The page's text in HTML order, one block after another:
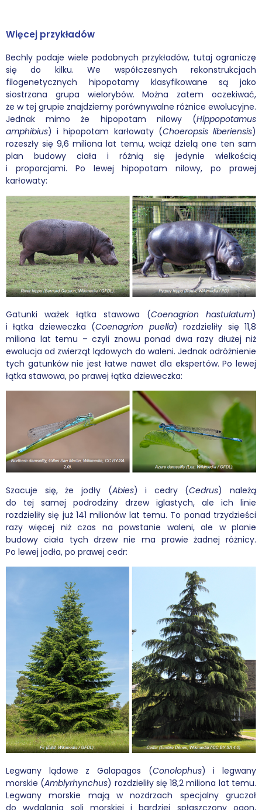
Więcej przykładów
Bechly podaje wiele podobnych przykładów, tutaj ograniczę
się do kilku. We współczesnych rekonstrukcjach
filogenetycznych hipopotamy klasyfikowane są jako
siostrzana grupa wielorybów. Można zatem oczekiwać,
że w tej grupie znajdziemy porównywalne różnice ewolucyjne.
Jednak mimo że hipopotam nilowy (Hippopotamus
amphibius) i hipopotam karłowaty (Choeropsis liberiensis)
rozeszły się 9,6 miliona lat temu, wciąż dzielą one ten sam
plan budowy ciała i różnią się jedynie wielkością
i proporcjami. Po lewej hipopotam nilowy, po prawej
karłowaty:
Gatunki ważek łątka stawowa (Coenagrion hastulatum)
i łątka dzieweczka (Coenagrion puella) rozdzieliły się 11,8
miliona lat temu – czyli znowu ponad dwa razy dłużej niż
ewolucja od zwierząt lądowych do waleni. Jednak odróżnienie
tych gatunków nie jest łatwe nawet dla ekspertów. Po lewej
łątka stawowa, po prawej łątka dzieweczka:
Szacuje się, że jodły (Abies) i cedry (Cedrus) należą
do tej samej podrodziny drzew iglastych, ale ich linie
rozdzieliły się już 141 milionów lat temu. To ponad trzydzieści
razy więcej niż czas na powstanie waleni, ale w planie
budowy ciała tych drzew nie ma prawie żadnej różnicy.
Po lewej jodła, po prawej cedr:
Legwany lądowe z Galapagos (Conolophus) i legwany
morskie (Amblyrhynchus) rozdzieliły się 18,2 miliona lat temu.
Legwany morskie mają w nozdrzach specjalny gruczoł